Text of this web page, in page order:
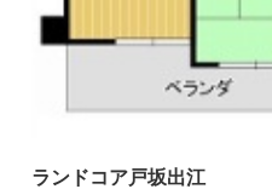
ランドコア戸坂出江